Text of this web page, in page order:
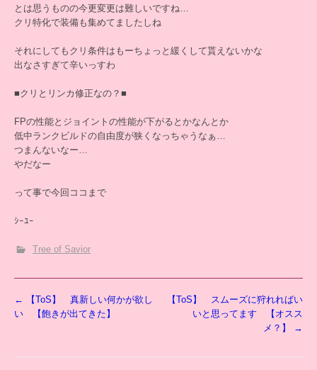
とは思うものの今更変更は難しいですね…
クリ特化で装備も集めてましたしね
それにしてもクリ条件はもーちょっと緩くして貰えないかな
出なさすぎて辛いっすわ
■クリとリンカ修正なの？■
FPの性能とジョイントの性能が下がるとかなんとか
低中ランクビルドの自由度が狭くなっちゃうなぁ…
つまんないなー…
やだなー
って事で今回ココまで
ｼｰﾕｰ
Tree of Savior
投
稿
ゲ
←
【ToS】 真新しい何かが欲し
い 【飽きが出てきた】
【ToS】 スムーズに狩れればい
いと思ってます 【オスス
メ？】
→